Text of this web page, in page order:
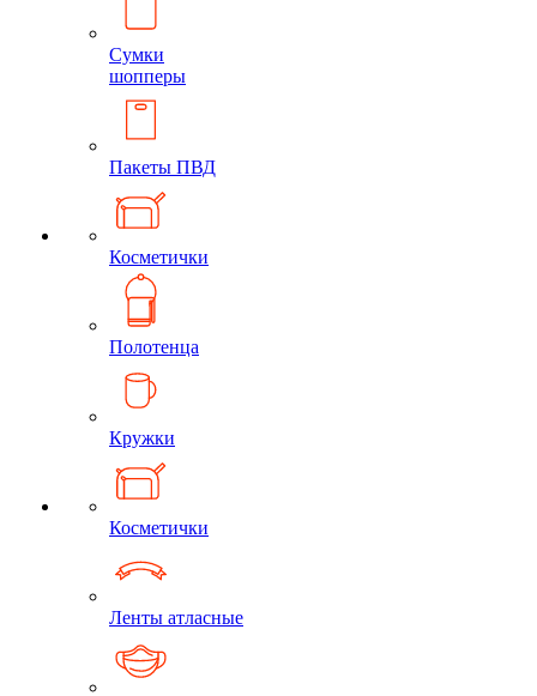
Сумки
шопперы
Пакеты ПВД
Косметички
Полотенца
Кружки
Косметички
Ленты атласные